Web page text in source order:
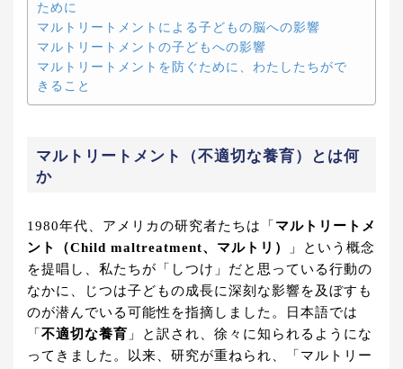
ために
マルトリートメントによる子どもの脳への影響
マルトリートメントの子どもへの影響
マルトリートメントを防ぐために、わたしたちがで
きること
マルトリートメント（不適切な養育）とは何
か
1980年代、アメリカの研究者たちは「 マルトリートメ
ント（Child maltreatment、マルトリ）
」という概念
を提唱し、私たちが「しつけ」だと思っている行動の
なかに、じつは子どもの成長に深刻な影響を及ぼすも
のが潜んでいる可能性を指摘しました。日本語では
「 不適切な養育 」と訳され、徐々に知られるようにな
ってきました。以来、研究が重ねられ、「マルトリー